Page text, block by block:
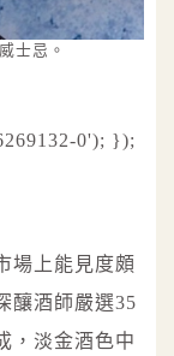
士忌。
0'); });
場上能見度頗
釀酒師嚴選35
，淡金酒色中